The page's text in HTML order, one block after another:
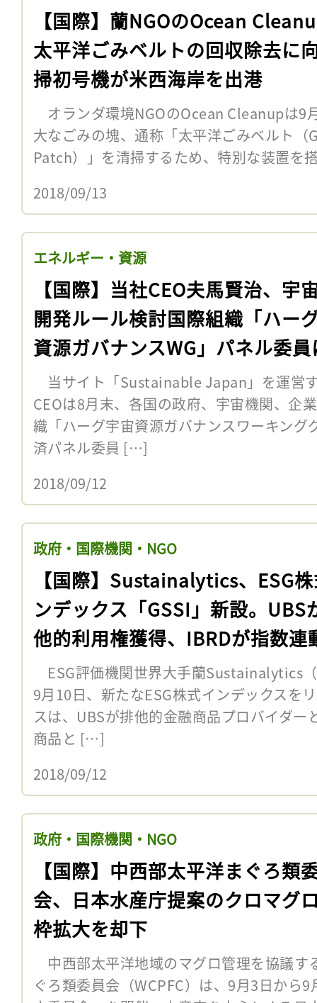
【国際】蘭NGOのOcean
太平洋ごみベルトの回収除去に
掃初号機が米西海岸を出港
オランダ環境NGOのOcean Cleanupは9
大なごみの塊、通称「太平洋ごみベルト
Patch）」を清掃するため、特別な装置を
2018/09/13
エネルギー・資源
【国際】当社CEO夫馬賢治、宇
開発ルール検討国際組織「ハー
資源ガバナンスWG」パネル委
任
当サイト「Sustainable Japan」を運営
CEOは8月末、各国の政府、宇宙機関、企
織「ハーグ宇宙資源ガバナンスワーキング
済パネル委員 […]
2018/09/12
政府・国際機関・NGO
【国際】Sustainalytics、ESG
ンデックス「GSSI」新設。UBS
他的利用権獲得、IBRDが指数連
発行
ESG評価機関世界大手蘭Sustainalytics
9月10日、新たなESG株式インデックスを
スは、UBSが排他的金融商品プロバイダー
商品と […]
2018/09/12
政府・国際機関・NGO
【国際】中西部太平洋まぐろ類
会、日本水産庁提案のクロマグ
枠拡大を却下
中西部太平洋地域のマグロ管理を協議す
ぐろ類委員会（WCPFC）は、9月3日から